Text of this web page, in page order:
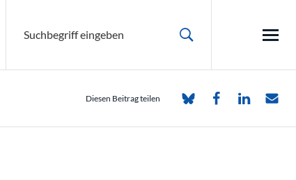
Diesen Beitrag teilen